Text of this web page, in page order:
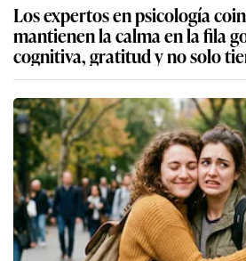
Los expertos en psicología
mantienen la calma en la fila
cognitiva, gratitud y no solo